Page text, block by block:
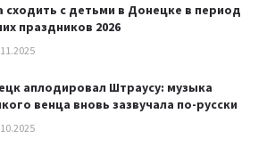
сходить с детьми в Донецке в период
праздников 2026
аплодировал Штраусу: музыка
венца вновь зазвучала по-русски